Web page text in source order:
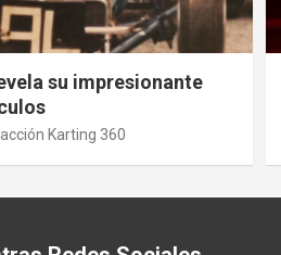
su impresionante
Karting 360